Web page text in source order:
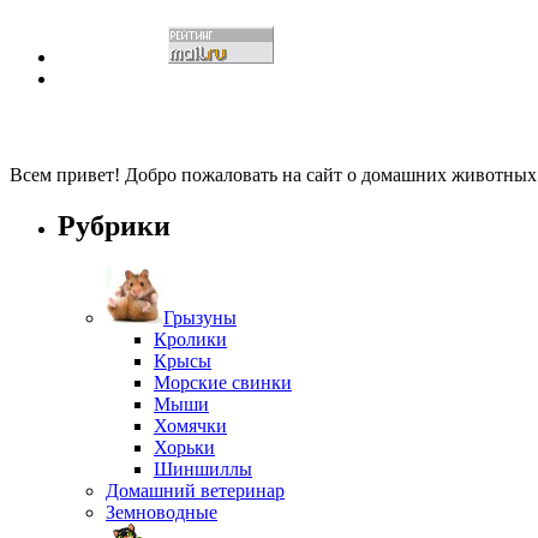
Всем привет! Добро пожаловать на сайт о домашних
Рубрики
Грызуны
Кролики
Крысы
Морские свинки
Мыши
Хомячки
Хорьки
Шиншиллы
Домашний ветеринар
Земноводные